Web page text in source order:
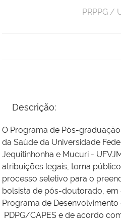
PRPPG /
Descrição:
O Programa de Pós-
da Saúde da Universidade
Jequitinhonha e Mucuri -
atribuições legais, torna
processo seletivo para o
bolsista de pós-doutorado,
Programa de
PDPG/CAPES e de acordo